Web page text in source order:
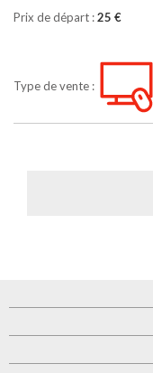
Prix de départ :25 €
Type de vente :